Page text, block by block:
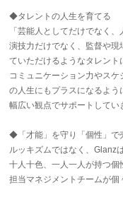
◆タレントの人生を育てる
「芸能人としてだけでなく、
演技力だけでなく、監督や
ていただけるようなタレント
コミュニケーション力やス
の人生にもプラスになるよう
幅広い観点でサポートしてい
◆「才能」を守り「個性」で
ルッキズムではなく、Glanz
十人十色、一人一人が持つ個
担当マネジメントチームが個